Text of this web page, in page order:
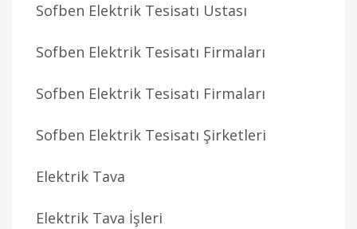
Sofben Elektrik Tesisatı Ustası
Sofben Elektrik Tesisatı Firmaları
Sofben Elektrik Tesisatı Firmaları
Sofben Elektrik Tesisatı Şirketleri
Elektrik Tava
Elektrik Tava İşleri